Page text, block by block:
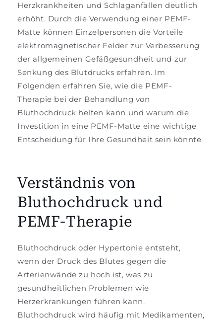
Herzkrankheiten und Schlaganfällen deutlich
erhöht. Durch die Verwendung einer PEMF-
Matte können Einzelpersonen die Vorteile
elektromagnetischer Felder zur Verbesserung
der allgemeinen Gefäßgesundheit und zur
Senkung des Blutdrucks erfahren. Im
Folgenden erfahren Sie, wie die PEMF-
Therapie bei der Behandlung von
Bluthochdruck helfen kann und warum die
Investition in eine PEMF-Matte eine wichtige
Entscheidung für Ihre Gesundheit sein könnte.
Verständnis von
Bluthochdruck und
PEMF-Therapie
Bluthochdruck oder Hypertonie entsteht,
wenn der Druck des Blutes gegen die
Arterienwände zu hoch ist, was zu
gesundheitlichen Problemen wie
Herzerkrankungen führen kann.
Bluthochdruck wird häufig mit Medikamenten,